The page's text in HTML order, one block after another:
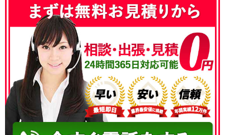
050-3186-4780